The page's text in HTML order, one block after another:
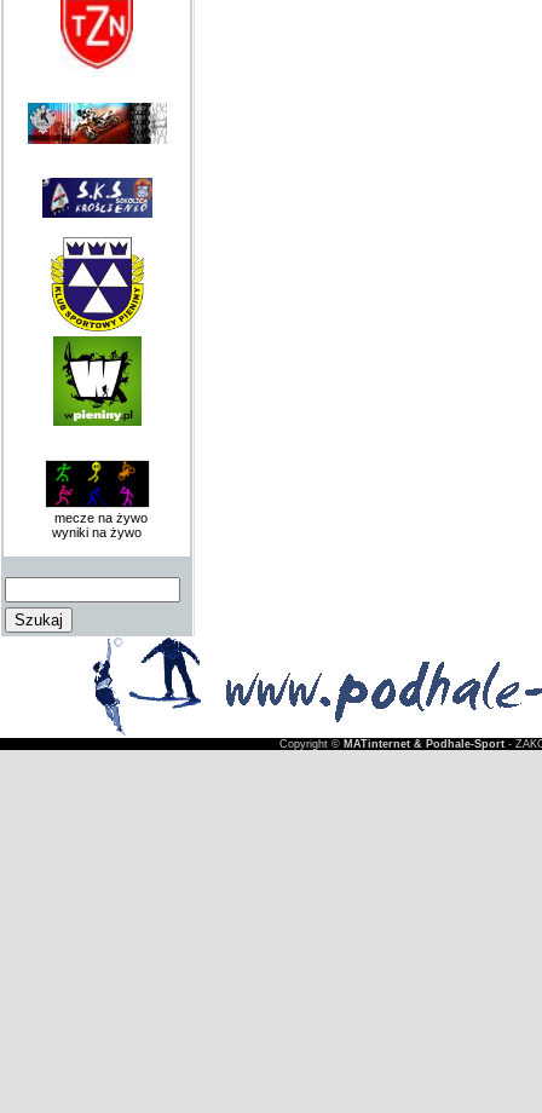
mecze na żywo
wyniki na żywo
Copyright © MATinternet & Podhale-Sport-